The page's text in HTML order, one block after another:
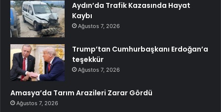
Aydın’da Trafik Kazasında Hayat
Kaybı
Ağustos 7, 2026
Trump’tan Cumhurbaşkanı Erdoğan’a
teşekkür
Ağustos 7, 2026
Amasya’da Tarım Arazileri Zarar Gördü
Ağustos 7, 2026